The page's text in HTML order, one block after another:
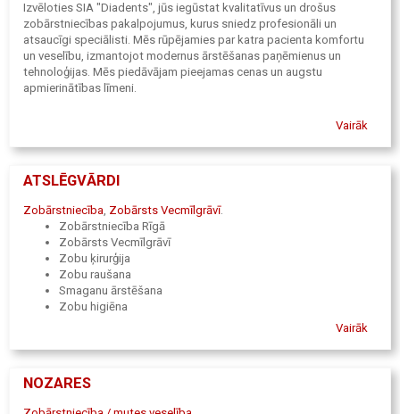
Izvēloties SIA "Diadents", jūs iegūstat kvalitatīvus un drošus
zobārstniecības pakalpojumus, kurus sniedz profesionāli un
atsaucīgi speciālisti. Mēs rūpējamies par katra pacienta komfortu
un veselību, izmantojot modernus ārstēšanas paņēmienus un
tehnoloģijas. Mēs piedāvājam pieejamas cenas un augstu
apmierinātības līmeni.
Vairāk
ATSLĒGVĀRDI
Zobārstniecība, Zobārsts Vecmīlgrāvī.
Zobārstniecība Rīgā
Zobārsts Vecmīlgrāvī
Zobu ķirurģija
Zobu raušana
Smaganu ārstēšana
Zobu higiēna
Zobārsta konsultācijas
Vairāk
NOZARES